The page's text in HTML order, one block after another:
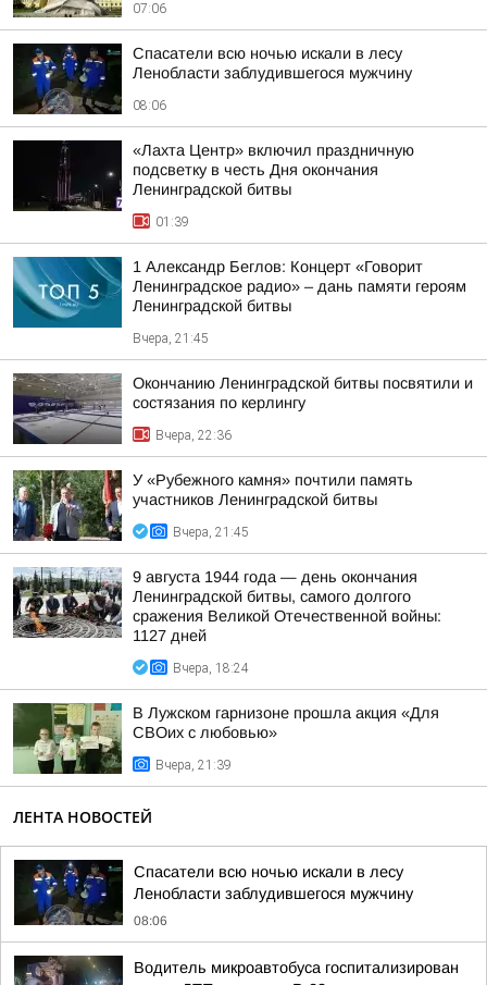
07:06
Спасатели всю ночью искали в лесу
Ленобласти заблудившегося мужчину
08:06
«Лахта Центр» включил праздничную
подсветку в честь Дня окончания
Ленинградской битвы
01:39
1 Александр Беглов: Концерт «Говорит
Ленинградское радио» – дань памяти героям
Ленинградской битвы
Вчера, 21:45
Окончанию Ленинградской битвы посвятили и
состязания по керлингу
Вчера, 22:36
У «Рубежного камня» почтили память
участников Ленинградской битвы
Вчера, 21:45
9 августа 1944 года — день окончания
Ленинградской битвы, самого долгого
сражения Великой Отечественной войны:
1127 дней
Вчера, 18:24
В Лужском гарнизоне прошла акция «Для
СВОих с любовью»
Вчера, 21:39
ЛЕНТА НОВОСТЕЙ
Спасатели всю ночью искали в лесу
Ленобласти заблудившегося мужчину
08:06
Водитель микроавтобуса госпитализирован